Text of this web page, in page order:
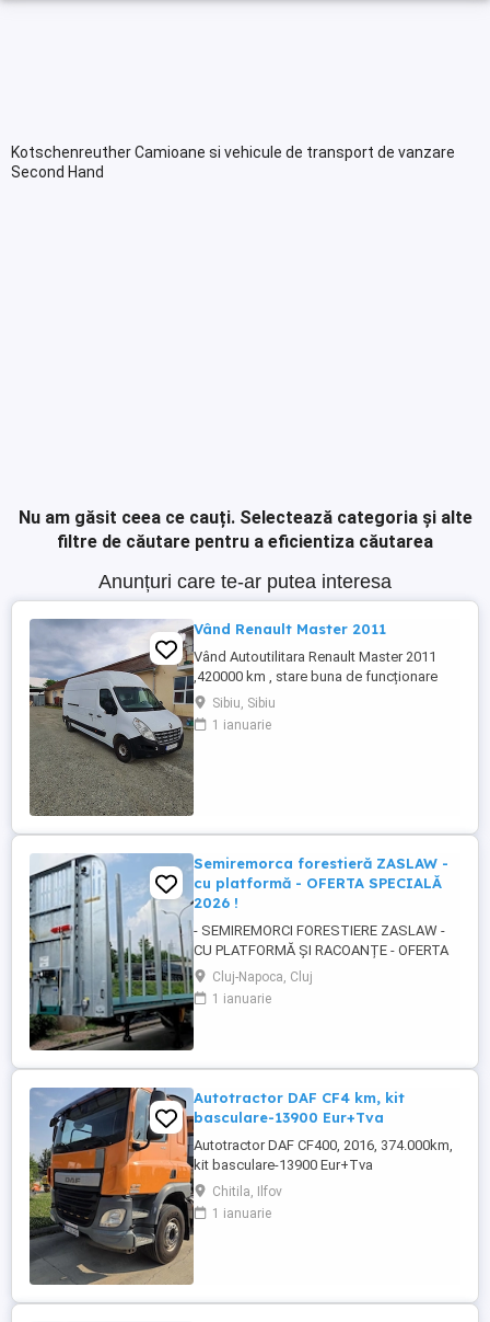
Kotschenreuther Camioane si vehicule de transport de vanzare
Second Hand
Nu am găsit ceea ce cauți. Selectează categoria și alte
filtre de căutare pentru a eficientiza căutarea
Anunțuri care te-ar putea interesa
Vând Renault Master 2011
Vând Autoutilitara Renault Master 2011
,420000 km , stare buna de funcționare
,arcuri duble pe spate.VT iunie
2027.Asigurarea expira în 12.08.2026
Sibiu, Sibiu
1 ianuarie
Semiremorca forestieră ZASLAW -
cu platformă - OFERTA SPECIALĂ
2026 !
- SEMIREMORCI FORESTIERE ZASLAW -
CU PLATFORMĂ ȘI RACOANȚE - OFERTA
SPECIALĂ 2026 !! - VEHICULE NOI ( 2025 ) -
VEHICULE PE STOC SAU ÎN FABRICAȚIE
ZASLAW !! DESCRIERE: - Semiremorci
material lemnos forestier , mărfuri
Cluj-Napoca, Cluj
1 ianuarie
Autotractor DAF CF4 km, kit
basculare-13900 Eur+Tva
Autotractor DAF CF400, 2016, 374.000km,
kit basculare-13900 Eur+Tva
Chitila, Ilfov
1 ianuarie